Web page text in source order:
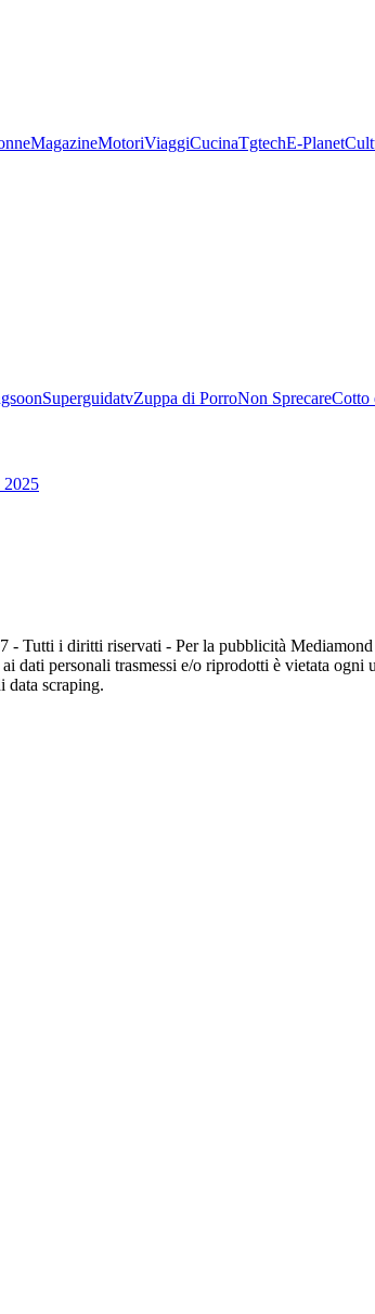
MagazineMotoriViaggiCucinaTgtechE-Planet
SuperguidatvZuppa di PorroNon SprecareCotto
- Tutti i diritti riservati - Per la pubblicità
dati personali trasmessi e/o riprodotti è vietata
data scraping.